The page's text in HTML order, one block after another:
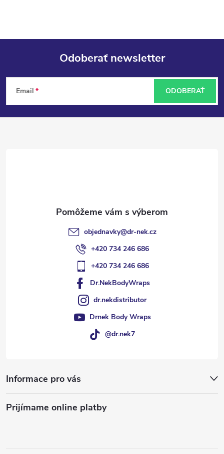
Z
á
Odoberať newsletter
Email ODOBERAŤ
objednavky@dr-nek.cz
+420 734 246 686
+420 734 246 686
Dr.NekBodyWraps
dr.nekdistributor
Drnek Body Wraps
@dr.nek7
Informace pro vás
Prijímame online platby